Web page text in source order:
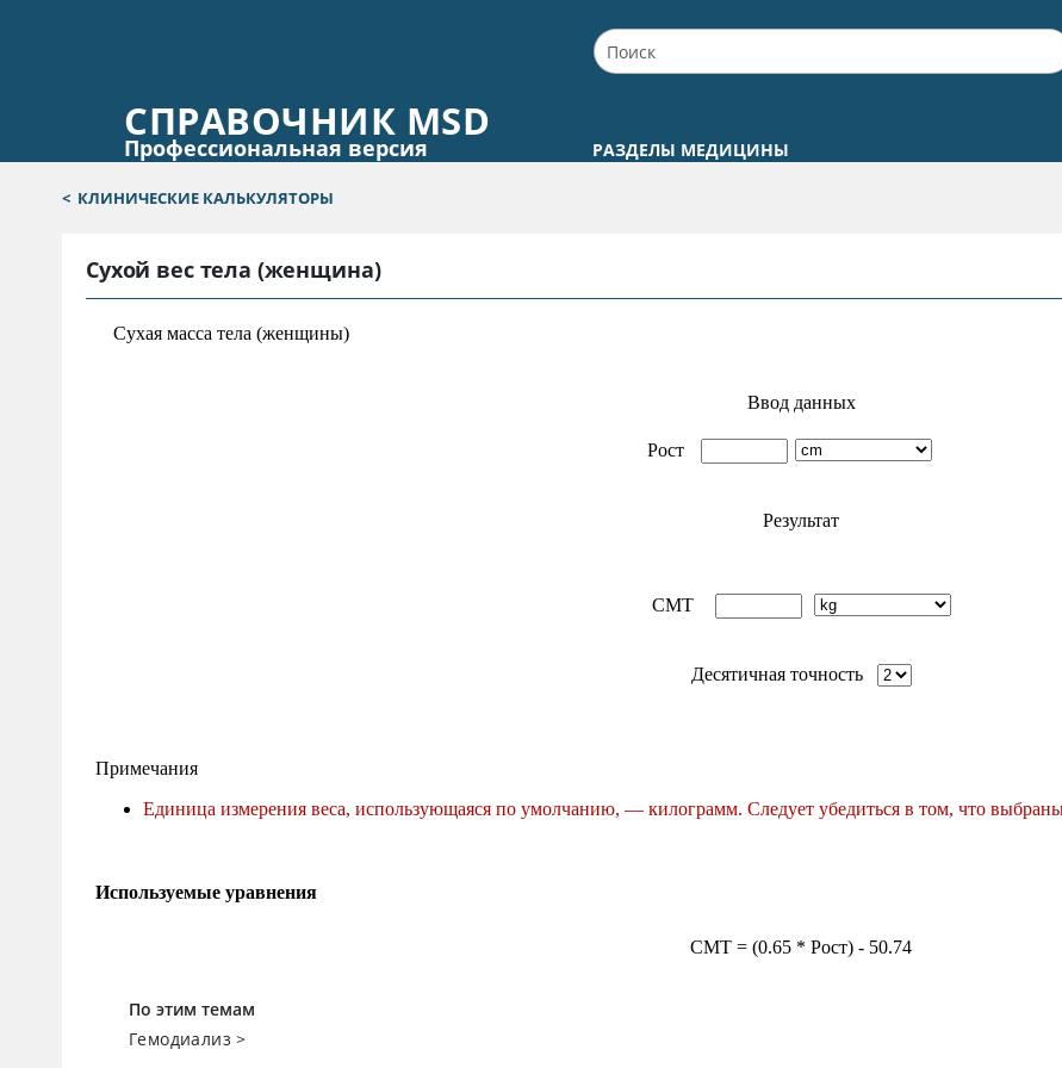
СПРАВОЧНИК MSD
Профессиональная версия РАЗДЕЛЫ МЕДИЦИНЫ
< КЛИНИЧЕСКИЕ КАЛЬКУЛЯТОРЫ
Сухой вес тела (женщина)
По этим темам
Гемодиализ >